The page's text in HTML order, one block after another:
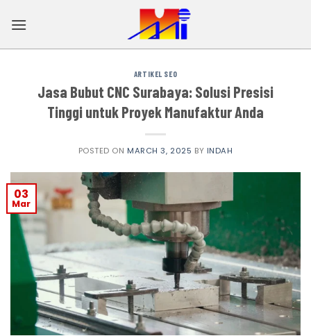
ARTIKEL SEO
Jasa Bubut CNC Surabaya: Solusi Presisi
Tinggi untuk Proyek Manufaktur Anda
POSTED ON MARCH 3, 2025 BY INDAH
03
Mar